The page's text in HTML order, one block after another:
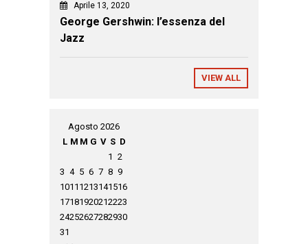
Aprile 13, 2020
George Gershwin: l’essenza del
Jazz
VIEW ALL
Agosto 2026
L M M G V S D
1 2
3 4 5 6 7 8 9
1011 1213141516
17181920212223
24252627282930
31